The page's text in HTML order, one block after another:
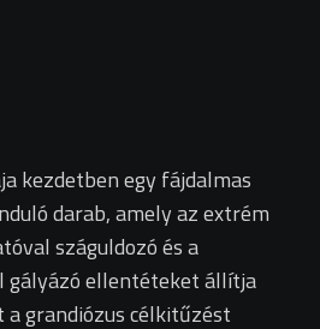
kezdetben egy fájdalmas
darab, amely az extrém
száguldozó és a
gályázó ellentéteket állítja
a grandiózus célkitűzést